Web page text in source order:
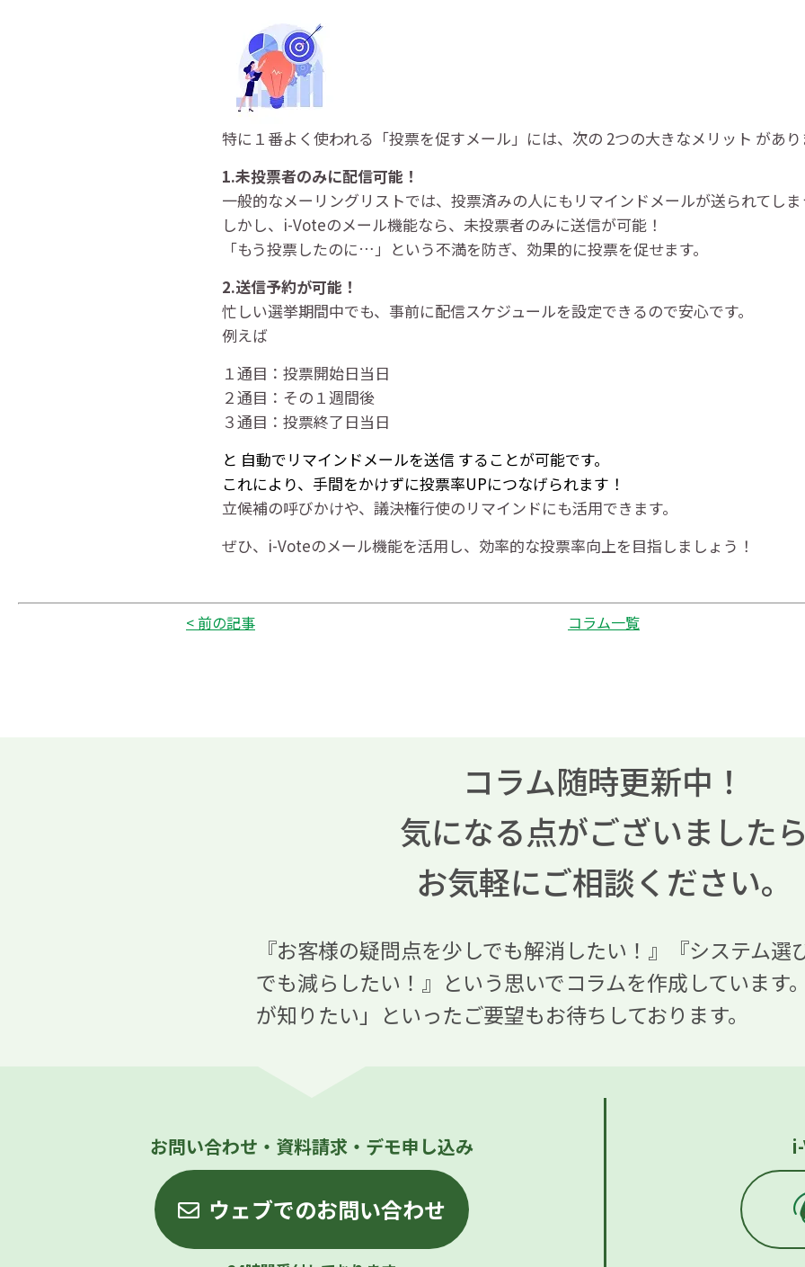
特に１番よく使われる「投票を促すメール」には、次の 2つの大きなメリット があり
1.未投票者のみに配信可能！
一般的なメーリングリストでは、投票済みの人にもリマインドメールが送られてしま
しかし、i-Voteのメール機能なら、未投票者のみに送信が可能！
「もう投票したのに…」という不満を防ぎ、効果的に投票を促せます。
2.送信予約が可能！
忙しい選挙期間中でも、事前に配信スケジュールを設定できるので安心です。
例えば
１通目：投票開始日当日
２通目：その１週間後
３通目：投票終了日当日
と 自動でリマインドメールを送信 することが可能です。
これにより、手間をかけずに投票率UPにつなげられます！
立候補の呼びかけや、議決権行使のリマインドにも活用できます。
ぜひ、i-Voteのメール機能を活用し、効率的な投票率向上を目指しましょう！
< 前の記事 コラム一覧
コラム随時更新中！
気になる点がございましたら
お気軽にご相談ください。
『お客様の疑問点を少しでも解消したい！』『システム選
でも減らしたい！』という思いでコラムを作成しています
が知りたい」といったご要望もお待ちしております。
お問い合わせ・資料請求・デモ申し込み
ウェブでのお問い合わせ